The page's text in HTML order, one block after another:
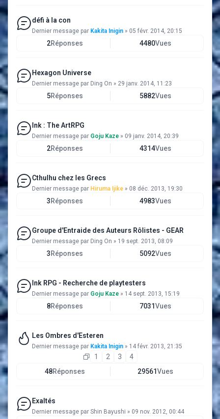
défi à la con
Dernier message par Kakita Inigin » 05 févr. 2014, 20:15
2Réponses 4480Vues
Hexagon Universe
Dernier message par Ding On » 29 janv. 2014, 11:23
5Réponses 5882Vues
Ink : The ArtRPG
Dernier message par Goju Kaze » 09 janv. 2014, 20:39
2Réponses 4314Vues
Cthulhu chez les Grecs
Dernier message par Hiruma Ijike » 08 déc. 2013, 19:30
3Réponses 4983Vues
Groupe d'Entraide des Auteurs Rôlistes - GEAR
Dernier message par Ding On » 19 sept. 2013, 08:09
3Réponses 5092Vues
Ink RPG - Recherche de playtesters
Dernier message par Goju Kaze » 14 sept. 2013, 15:19
8Réponses 7031Vues
Les Ombres d'Esteren
Dernier message par Kakita Inigin » 14 févr. 2013, 21:35
1 2 3
4
48Réponses 29561Vues
Exaltés
Dernier message par Shin Bayushi » 09 nov. 2012, 00:44